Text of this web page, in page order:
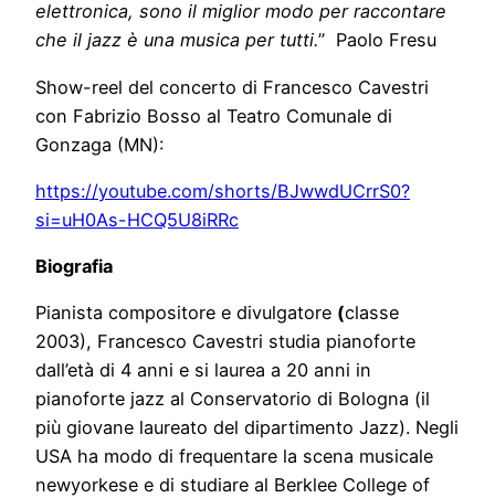
elettronica, sono il miglior modo per raccontare
che il jazz è una musica per tutti.” Paolo Fresu
Show-reel del concerto di Francesco Cavestri
con Fabrizio Bosso al Teatro Comunale di
Gonzaga (MN):
https://youtube.com/shorts/BJwwdUCrrS0?
si=uH0As-HCQ5U8iRRc
Biografia
Pianista compositore e divulgatore (classe
2003), Francesco Cavestri studia pianoforte
dall’età di 4 anni e si laurea a 20 anni in
pianoforte jazz al Conservatorio di Bologna (il
più giovane laureato del dipartimento Jazz). Negli
USA ha modo di frequentare la scena musicale
newyorkese e di studiare al Berklee College of